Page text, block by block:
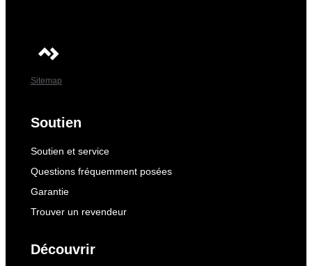
Sitemap
Soutien
Soutien et service
Questions fréquemment posées
Garantie
Trouver un revendeur
Découvrir